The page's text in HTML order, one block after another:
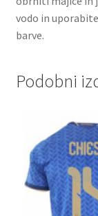
vodo in
barve.
Podobni